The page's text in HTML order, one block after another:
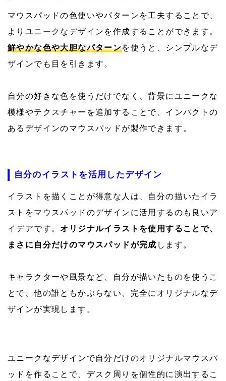
マウスパッドの色使いやパターンを工夫することで、
よりユニークなデザインを作成することができます。
鮮やかな色や大胆なパターンを使うと、シンプルなデ
ザインでも目を引きます。
自分の好きな色を使うだけでなく、背景にユニークな
模様やテクスチャーを追加することで、インパクトの
あるデザインのマウスパッドが製作できます。
自分のイラストを活用したデザイン
イラストを描くことが得意な人は、自分の描いたイラ
ストをマウスパッドのデザインに活用するのも良いア
イデアです。オリジナルイラストを使用することで、
まさに自分だけのマウスパッドが完成 します。
キャラクターや風景など、自分が描いたものを使うこ
とで、他の誰ともかぶらない、完全にオリジナルなデ
ザインが実現します。
ユニークなデザインで自分だけのオリジナルマウスパ
ッドを作ることで、デスク周りを個性的に演出するこ